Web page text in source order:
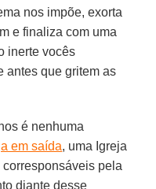
nos impõe, exorta
e finaliza com uma
inerte vocês
antes que gritem as
é nenhuma
em saída, uma Igreja
pela
diante desse